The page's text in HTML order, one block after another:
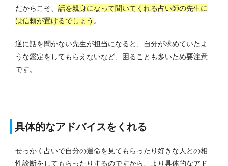
だからこそ、 話を親身になって聞いてくれる占い師の先生に
は信頼が置けるでしょう 。
逆に話を聞かない先生が担当になると、自分が求めていたよ
うな鑑定をしてもらえないなど、困ることも多いため要注意
です。
具体的なアドバイスをくれる
せっかく占いで自分の運命を見てもらったり好きな人との相
性診断をしてもらったりするのですから、より具体的なアド